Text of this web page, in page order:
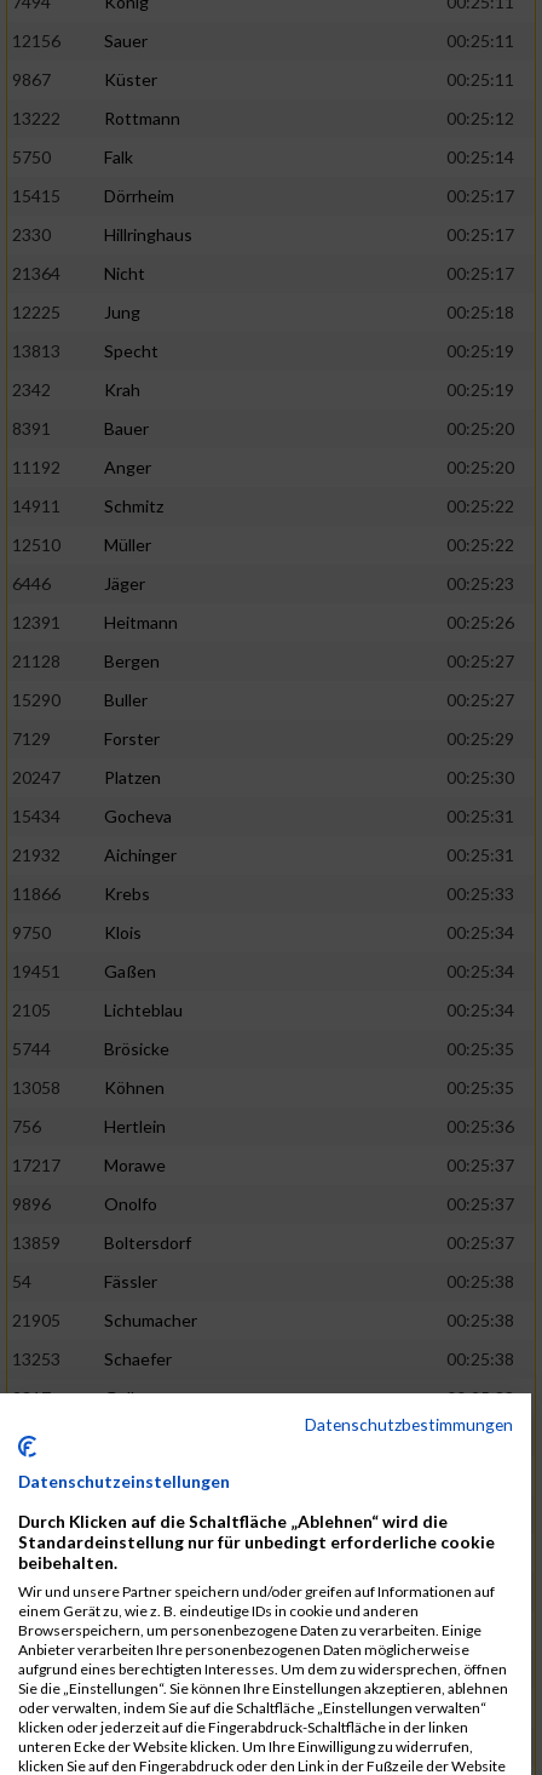
12156
Sauer
00:25:11
9867
Küster
00:25:11
13222
Rottmann
00:25:12
5750
Falk
00:25:14
15415
Dörrheim
00:25:17
2330
Hillringhaus
00:25:17
21364
Nicht
00:25:17
12225
Jung
00:25:18
13813
Specht
00:25:19
2342
Krah
00:25:19
8391
Bauer
00:25:20
11192
Anger
00:25:20
14911
Schmitz
00:25:22
12510
Müller
00:25:22
6446
Jäger
00:25:23
12391
Heitmann
00:25:26
21128
Bergen
00:25:27
15290
Buller
00:25:27
7129
Forster
00:25:29
20247
Platzen
00:25:30
15434
Gocheva
00:25:31
21932
Aichinger
00:25:31
11866
Krebs
00:25:33
9750
Klois
00:25:34
19451
Gaßen
00:25:34
2105
Lichteblau
00:25:34
5744
Brösicke
00:25:35
13058
Köhnen
00:25:35
756
Hertlein
00:25:36
17217
Morawe
00:25:37
9896
Onolfo
00:25:37
13859
Boltersdorf
00:25:37
54
Fässler
00:25:38
21905
Schumacher
00:25:38
13253
Schaefer
00:25:38
2317
Golbar
00:25:38
5561
00:25:38
12006
Laudien
9273
Nicotra
7717
Lades
00:25:38
15581
Adamczak
00:25:38
3162
Heilig
00:25:39
3107
Schork
00:25:40
5888
Regneri
00:25:41
8971
Bien 00:25:42
Datenschutzbestimmungen
Datenschutzeinstellungen
Durch Klicken auf die Schaltfläche „Ablehnen“ wird die
Standardeinstellung nur für unbedingt erforderliche cookie
beibehalten.
Wir und unsere Partner speichern und/oder greifen auf Informationen auf
einem Gerät zu, wie z. B. eindeutige IDs in cookie und anderen
Browserspeichern, um personenbezogene Daten zu verarbeiten. Einige
Anbieter verarbeiten Ihre personenbezogenen Daten möglicherweise
aufgrund eines berechtigten Interesses. Um dem zu widersprechen, öffnen
Sie die „Einstellungen“. Sie können Ihre Einstellungen akzeptieren, ablehnen
oder verwalten, indem Sie auf die Schaltfläche „Einstellungen verwalten“
klicken oder jederzeit auf die Fingerabdruck-Schaltfläche in der linken
unteren Ecke der Website klicken. Um Ihre Einwilligung zu widerrufen,
klicken Sie auf den Fingerabdruck oder den Link in der Fußzeile der Website